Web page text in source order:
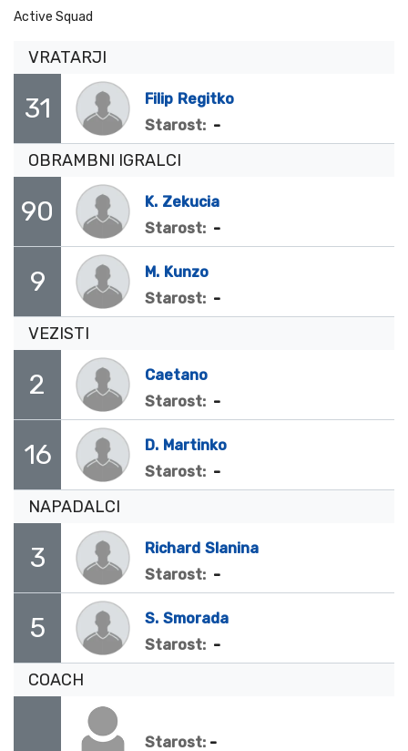
Active Squad
VRATARJI
31 Filip Regitko
Starost: -
OBRAMBNI IGRALCI
90 K. Zekucia
Starost: -
9 M. Kunzo
Starost: -
VEZISTI
2
Caetano
Starost: -
16 D. Martinko
Starost: -
NAPADALCI
3 Richard Slanina
Starost: -
5 S. Smorada
Starost: -
COACH
Starost: -